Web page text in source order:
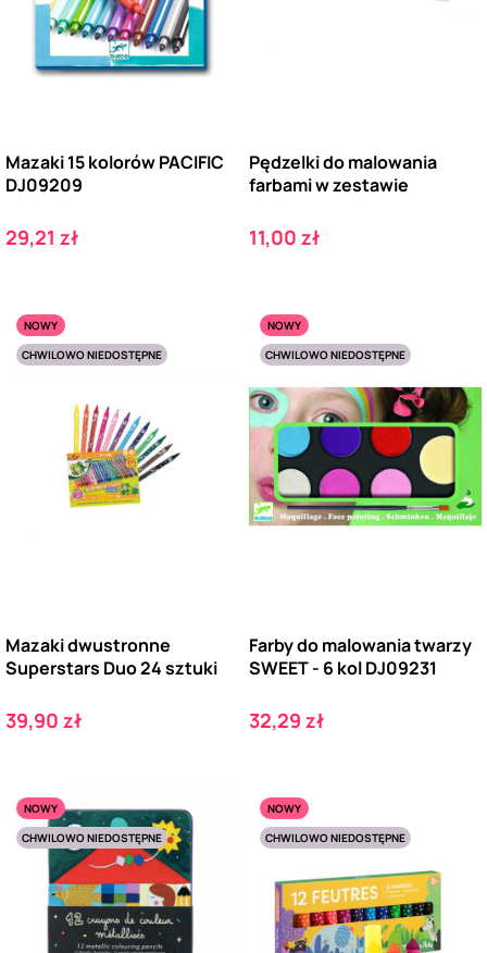
Mazaki 15 kolorów PACIFIC
DJ09209
Cena
29,21 zł
Pędzelki do malowania
farbami w zestawie
Cena
11,00 zł
NOWY
CHWILOWO NIEDOSTĘPNE
Mazaki dwustronne
Superstars Duo 24 sztuki
Cena
39,90 zł
NOWY
CHWILOWO NIEDOSTĘPNE
Farby do malowania twarzy
SWEET - 6 kol DJ09231
Cena
32,29 zł
NOWY
CHWILOWO NIEDOSTĘPNE
NOWY
CHWILOWO NIEDOSTĘPNE